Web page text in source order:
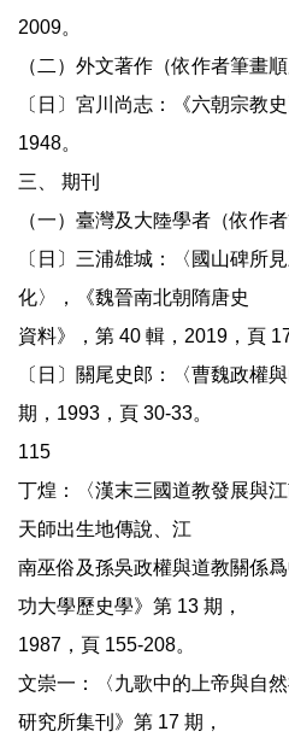
2009。
（二）外文著作（依作者筆畫順
〔日〕宮川尚志：《六朝宗教
1948。
三、 期刊
（一）臺灣及大陸學者（依作
〔日〕三浦雄城：〈國山碑所
化〉，《魏晉南北朝隋唐史
資料》，第 40 輯，2019，頁
〔日〕關尾史郎：〈曹魏政權
期，1993，頁 30-33。
115
丁煌：〈漢末三國道教發展與
天師出生地傳說、江
南巫俗及孫吳政權與道教關係
功大學歷史學》第 13 期，
1987，頁 155-208。
文崇一：〈九歌中的上帝與自
研究所集刊》第 17 期，